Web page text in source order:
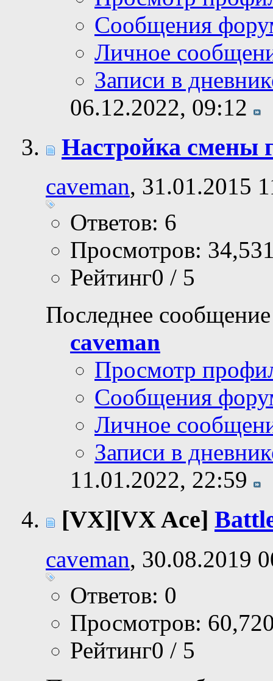
Сообщения
Личное
Записи в
06.12.2022, 09:12
Настройка смены
caveman, 31.01.2015
Ответов: 6
Просмотров:
Рейтинг0 / 5
Последнее
caveman
Просмотр
Сообщения
Личное
Записи в
11.01.2022, 22:59
[VX][VX Ace]
caveman, 30.08.2019
Ответов: 0
Просмотров:
Рейтинг0 / 5